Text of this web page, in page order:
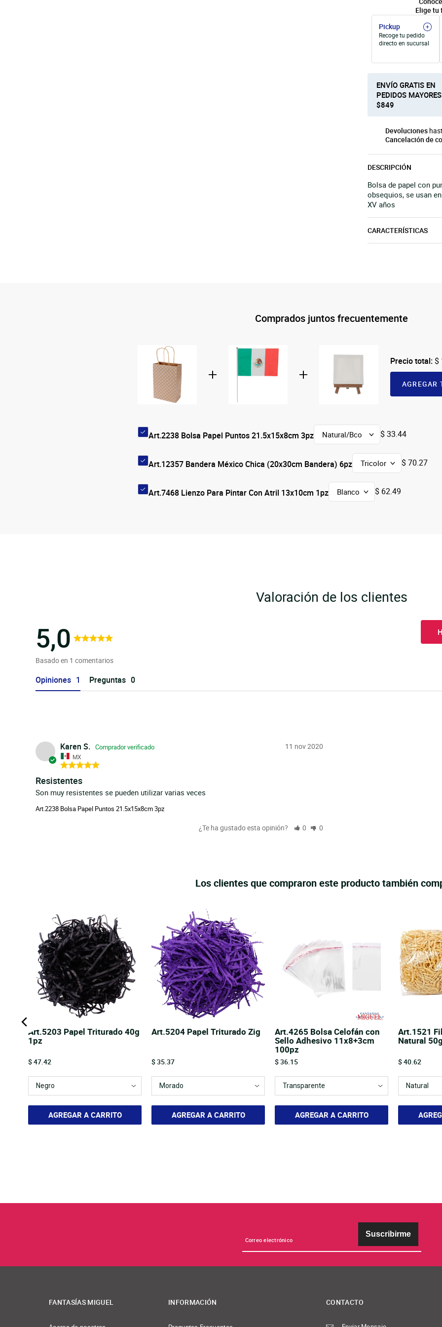
Elige tu
Pickup
Recoge tu pedido
directo en sucursal
ENVÍO GRATIS EN
PEDIDOS
$849
Devoluciones
Cancelación de
DESCRIPCIÓN
Bolsa de papel con
obsequios, se usan
XV años
CARACTERÍSTICAS
Comprados juntos frecuentemente
Art.2238 Bolsa Papel Puntos 21.5x15x8cm 3pz $ 33.44
Art.12357 Bandera México Chica (20x30cm Bandera) 6pz $ 70.27
Art.7468 Lienzo Para Pintar Con Atril 13x10cm 1pz $ 62.49
Precio total: $
AGREGAR
Valoración de los clientes
5,0
Basado en 1 comentarios
Opiniones Preguntas
11 nov 2020
Karen S.
MX
Resistentes
Son muy resistentes se pueden utilizar varias veces
Art.2238 Bolsa Papel Puntos 21.5x15x8cm 3pz
¿Te ha gustado esta opinión? 0 0
Los clientes que compraron este producto también
Art.5203 Papel Triturado 40g
1pz
Price
$ 47.42
AGREGAR A CARRITO
Art.5204 Papel Triturado Zig
Price
$ 35.37
AGREGAR A CARRITO
Art.4265 Bolsa Celofán con
Sello Adhesivo 11x8+3cm
100pz
Price
$ 36.15
AGREGAR A CARRITO
Art.1521
Natural
Price
$ 40.62
Suscribirme
FANTASÍAS MIGUEL INFORMACIÓN CONTACTO